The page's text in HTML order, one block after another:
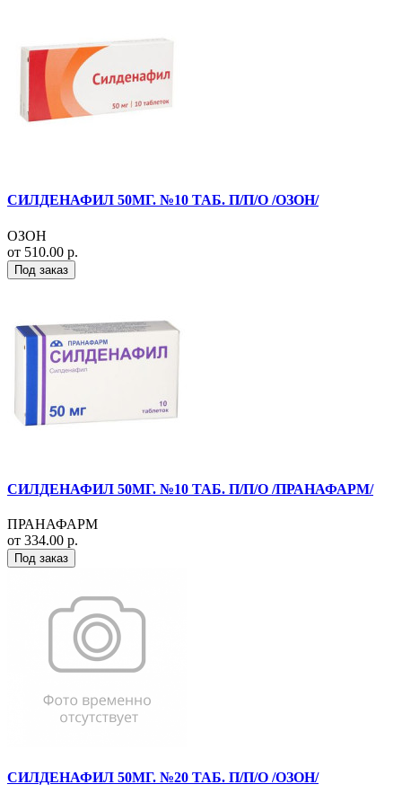
СИЛДЕНАФИЛ 50МГ. №10 ТАБ. П/П/О /ОЗОН/
ОЗОН
от 510.00 р.
Под заказ
СИЛДЕНАФИЛ 50МГ. №10 ТАБ. П/П/О /ПРАНАФАРМ/
ПРАНАФАРМ
от 334.00 р.
Под заказ
СИЛДЕНАФИЛ 50МГ. №20 ТАБ. П/П/О /ОЗОН/